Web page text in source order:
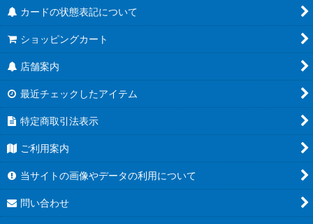
カードの状態表記について
ショッピングカート
店舗案内
最近チェックしたアイテム
特定商取引法表示
ご利用案内
当サイトの画像やデータの利用について
問い合わせ